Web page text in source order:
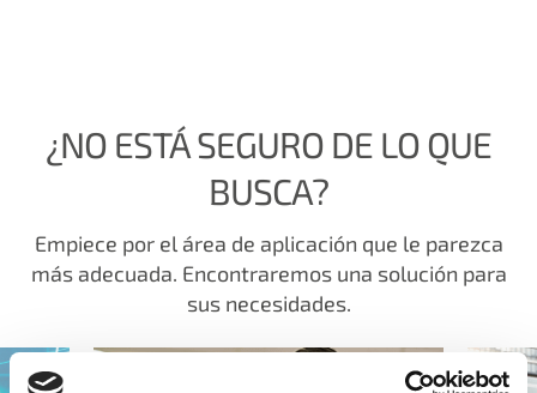
¿NO ESTÁ SEGURO DE LO QUE
BUSCA?
Empiece por el área de aplicación que le parezca
más adecuada. Encontraremos una solución para
sus necesidades.